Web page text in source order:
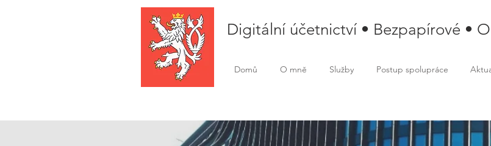
Digitální účetnictví • Bezpapírové •
Domů O mně Služby Postup spolupráce